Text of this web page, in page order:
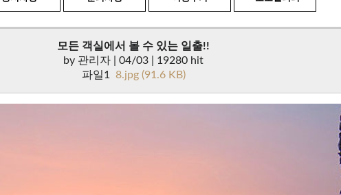
모든 객실에서 볼 수 있는 일출!!
by 관리자 | 04/03 | 19280 hit
파일1 8.jpg (91.6 KB)